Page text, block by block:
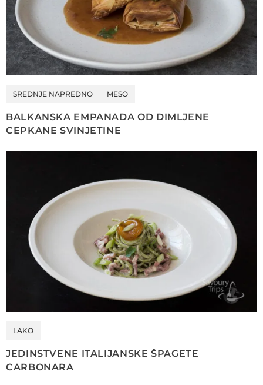
SREDNJE NAPREDNO MESO
BALKANSKA EMPANADA OD DIMLJENE
CEPKANE SVINJETINE
LAKO
JEDINSTVENE ITALIJANSKE ŠPAGETE
CARBONARA